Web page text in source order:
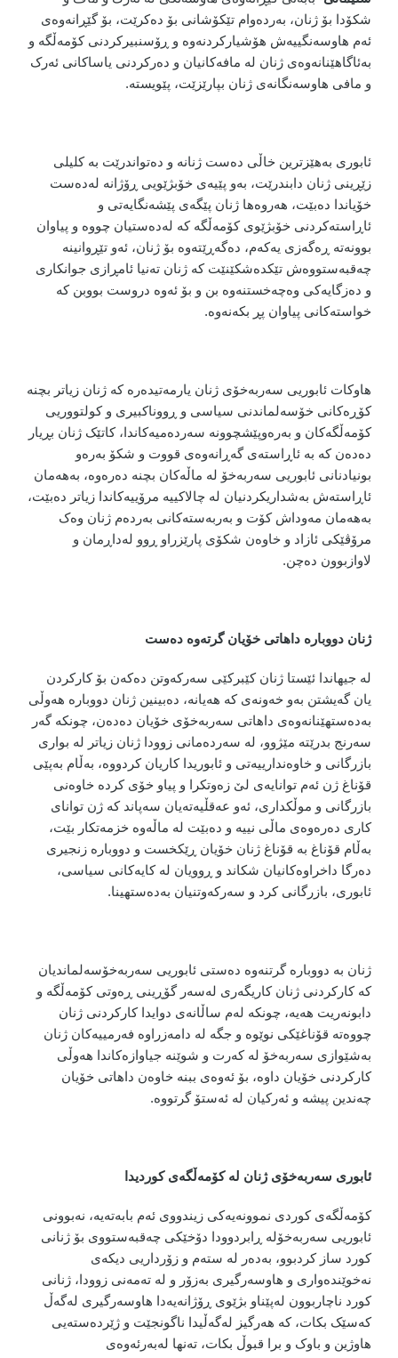
شکۆدا بۆ ژنان، بەردەوام تێکۆشانی بۆ دەکرێت، بۆ گێڕانەوەی
ئەم هاوسەنگییەش هۆشیارکردنەوە و ڕۆسنبیرکردنی کۆمەڵگه و
بەئاگاهێنانەوەی ژنان لە مافەکانیان و دەرکردنی یاساکانی ئەرک
و مافی هاوسەنگانەی ژنان بپارێزێت، پێویستە.
ئابوری بەهێزترین خاڵی دەست ژنانە و دەتواندرێت بە کلیلی
زێڕینی ژنان دابندرێت، بەو پێیەی خۆبژێویی ڕۆژانە لەدەست
خۆیاندا دەبێت، هەروەها ژنان پێگەی پێشەنگایەتی و
ئاڕاستەکردنی خۆبژێوی کۆمەڵگە کە لەدەستیان چووە و پیاوان
بوونەتە ڕەگەزی یەکەم، دەگەڕێتەوە بۆ ژنان، ئەو تێڕوانینە
چەقبەستووەش تێکدەشکێنێت کە ژنان تەنیا ئامڕازی جوانکاری
و دەزگایەکی وەچەخستنەوە بن و بۆ ئەوە دروست بووبن کە
خواستەکانی پیاوان پڕ بکەنەوە.
هاوکات ئابوریی سەربەخۆی ژنان یارمەتیدەرە کە ژنان زیاتر بچنە
کۆڕەکانی خۆسەلماندنی سیاسی و ڕووناکبیری و کولتووریی
کۆمەڵگەکان و بەرەوپێشچوونە سەردەمیەکاندا، کاتێک ژنان بڕیار
دەدەن کە بە ئاڕاستەی گەڕانەوەی قووت و شکۆ بەرەو
بونیادنانی ئابوریی سەربەخۆ لە ماڵەکان بچنە دەرەوە، بەهەمان
ئاڕاستەش بەشداریکردنیان لە چالاکییە مرۆییەکاندا زیاتر دەبێت،
بەهەمان مەوداش کۆت و بەربەستەکانی بەردەم ژنان وەک
مرۆڤێکی ئازاد و خاوەن شکۆی پارێزراو ڕوو لەداڕمان و
لاوازبوون دەچن.
ژنان دووبارە داهاتی خۆیان گرتەوە دەست
لە جيهاندا ئێستا ژنان کێبرکێی سەرکەوتن دەکەن بۆ كاركردن
یان گەیشتن بەو خەونەی کە هەیانە، دەبینین ژنان دووبارە هەوڵی
بەدەستهێنانەوەی داهاتی سەربەخۆی خۆیان دەدەن، چونکە گەر
سەرنج بدرێتە مێژوو، لە سەردەمانی زوودا ژنان زیاتر لە بواری
بازرگانی و خاوەندارییەتی و ئابوریدا کاریان کردووە، بەڵام بەپێی
قۆناغ ژن ئەم توانایەی لێ زەوتکرا و پیاو خۆی کردە خاوەنی
بازرگانی و موڵکداری، ئەو عەقڵیەتەیان سەپاند کە ژن توانای
کاری دەرەوەی ماڵی نییە و دەبێت لە ماڵەوە خزمەتکار بێت،
بەڵام قۆناغ بە قۆناغ ژنان خۆیان ڕێکخست و دووبارە ‌زنجیری
دەرگا داخراوەکانیان شکاند و ڕوویان لە کایەکانی سیاسی،
ئابوری، بازرگانی کرد و سەرکەوتنیان بەدەستهینا.
ژنان بە دووبارە گرتنەوە دەستی ئابوریی سەربەخۆسەلماندیان
کە کارکردنی ژنان کاریگەری لەسەر گۆڕینی ڕەوتی کۆمەڵگە و
دابونەریت هەیە، چونکە لەم ساڵانەی دوایدا کارکردنی ژنان
چووەتە قۆناغێکی نوێوە و جگە لە دامەزراوە فەرمییەکان ژنان
بەشێوازی سەربەخۆ لە کەرت و شوێنە جیاوازەکاندا هەوڵی
کارکردنی خۆیان داوە، بۆ ئەوەی ببنە خاوەن داهاتی خۆیان
چەندین پیشە و ئەرکیان لە ئەستۆ گرتووە.
ئابوری سەربەخۆی ژنان لە کۆمەڵگەی کوردیدا
کۆمەڵگەی کوردی نموونەیەکی زیندووی ئەم بابەتەیە، نەبوونی
ئابوریی سەربەخۆلە ڕابردوودا دۆخێکی چەقبەستووی بۆ ژنانی
کورد ساز کردبوو، بەدەر لە ستەم و زۆرداریی دیکەی
نەخوێندەواری و هاوسەرگیری بەزۆر و لە تەمەنی زوودا، ژنانی
کورد ناچاربوون لەپێناو بژێوی ڕۆژانەیەدا هاوسەرگیری لەگەڵ
کەسێک بکات، کە هەرگیز لەگەڵیدا ناگونجێت و ژێردەستەیی
هاوژین و باوک و برا قبوڵ بکات، تەنها لەبەرئەوەی